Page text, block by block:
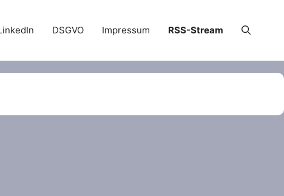
DSGVO Impressum RSS-Stream